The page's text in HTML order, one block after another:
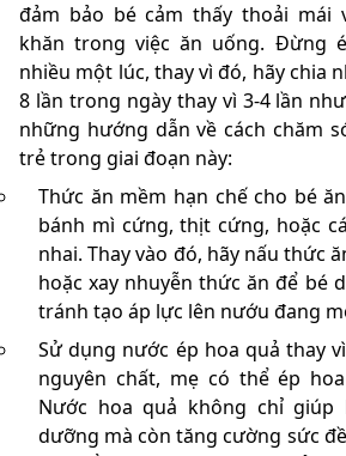
đảm bảo bé cảm thấy thoải mái
khăn trong việc ăn uống. Đừng
nhiều một lúc, thay vì đó, hãy chia
8 lần trong ngày thay vì 3-4 lần
những hướng dẫn về cách chăm
trẻ trong giai đoạn này:
Thức ăn mềm hạn chế cho bé
bánh mì cứng, thịt cứng, hoặc
nhai. Thay vào đó, hãy nấu thức
hoặc xay nhuyễn thức ăn để bé
tránh tạo áp lực lên nướu đang
Sử dụng nước ép hoa quả thay
nguyên chất, mẹ có thể ép
Nước hoa quả không chỉ giúp
dưỡng mà còn tăng cường sức